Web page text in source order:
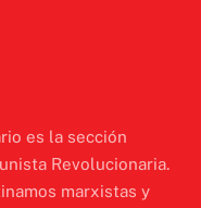
es la sección
Revolucionaria.
marxistas y